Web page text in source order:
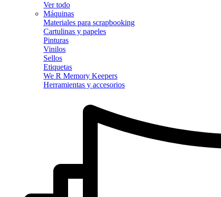
Ver todo
Máquinas
Materiales para scrapbooking
Cartulinas y papeles
Pinturas
Vinilos
Sellos
Etiquetas
We R Memory Keepers
Herramientas y accesorios